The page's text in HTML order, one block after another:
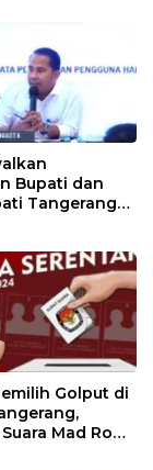
Bupati dan
Tangerang
Golput di
Mad Romli